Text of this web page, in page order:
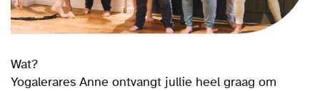
Wat?
Yogalerares Anne ontvangt jullie heel graag om